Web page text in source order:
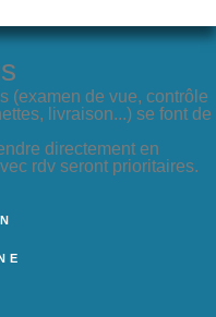
(examen de vue, contrôle
livraison...) se font de
directement en
rdv seront prioritaires.